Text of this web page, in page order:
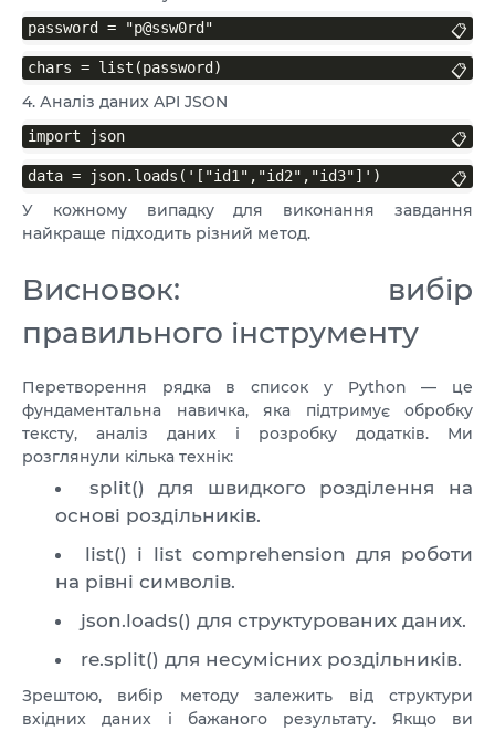
password = "p@ssw0rd" 📋
chars = list(password) 📋
4. Аналіз даних API JSON
import json 📋
data = json.loads('["id1","id2","id3"]') 📋
У кожному випадку для виконання завдання
найкраще підходить різний метод.
Висновок: вибір
правильного інструменту
Перетворення рядка в список у Python — це
фундаментальна навичка, яка підтримує обробку
тексту, аналіз даних і розробку додатків. Ми
розглянули кілька технік:
split() для швидкого розділення на
основі роздільників.
list() і list comprehension для роботи
на рівні символів.
json.loads() для структурованих даних.
re.split() для несумісних роздільників.
Зрештою, вибір методу залежить від структури
вхідних даних і бажаного результату. Якщо ви